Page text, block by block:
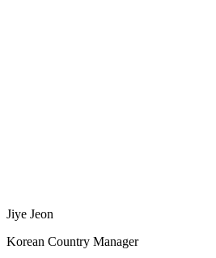
Jiye Jeon
Korean Country Manager